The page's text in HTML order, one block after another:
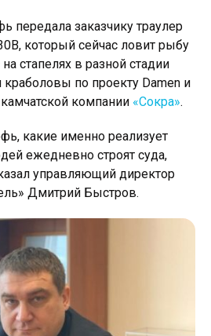
передала заказчику траулер
который сейчас ловит рыбу
стапелях в разной стадии
краболовы по проекту Damen и
компании «Сокра».
какие именно реализует
ежедневно строят суда,
управляющий директор
Дмитрий Быстров.